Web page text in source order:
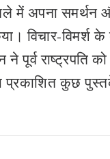
में अपना समर्थन
विचार-विमर्श के
पूर्व राष्ट्रपति
प्रकाशित कुछ